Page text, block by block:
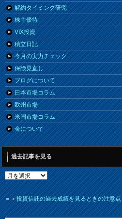
解約タイミング研究
株主優待
VIX投資
積立日記
今月の実力チェック
保険見直し
ブログについて
日本市場コラム
欧州市場
米国市場コラム
金について
過去記事を見る
＝＞投資信託の過去成績を見るときの注意点